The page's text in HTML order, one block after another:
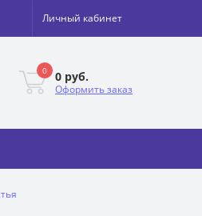
Личный кабинет
0 0 руб.
Оформить заказ